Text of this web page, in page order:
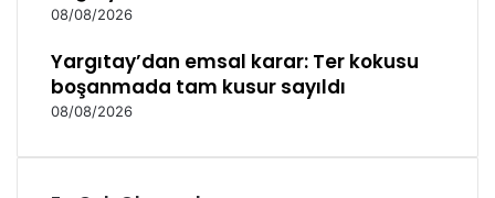
08/08/2026
Yargıtay’dan emsal karar: Ter kokusu
boşanmada tam kusur sayıldı
08/08/2026